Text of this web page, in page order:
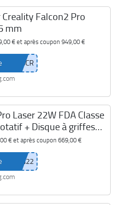
Creality Falcon2 Pro
mm
€et après coupon 949,00 €
Laser 22W FDA Classe
+ Disque à griffes
+ Lit laser
€et après coupon 669,00 €